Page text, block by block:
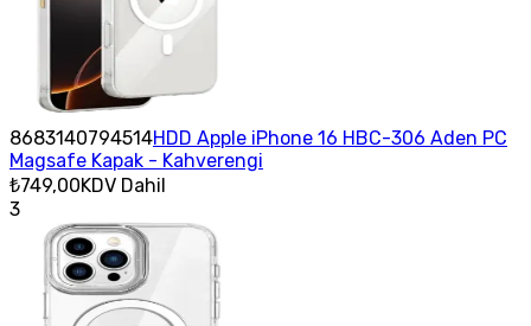
8683140794514HDD Apple iPhone 16 HBC-306 Aden PC
Magsafe Kapak - Kahverengi
₺749,00KDV Dahil
3